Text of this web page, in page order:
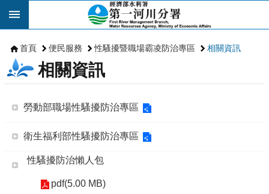
跳到主要內容區塊
首頁 便民服務 性騷擾暨職場霸凌防治專區 相關資訊
相關資訊
勞動部職場性騷擾防治專區
衛生福利部性騷擾防治專區
性騷擾防治懶人包
pdf(5.00 MB)